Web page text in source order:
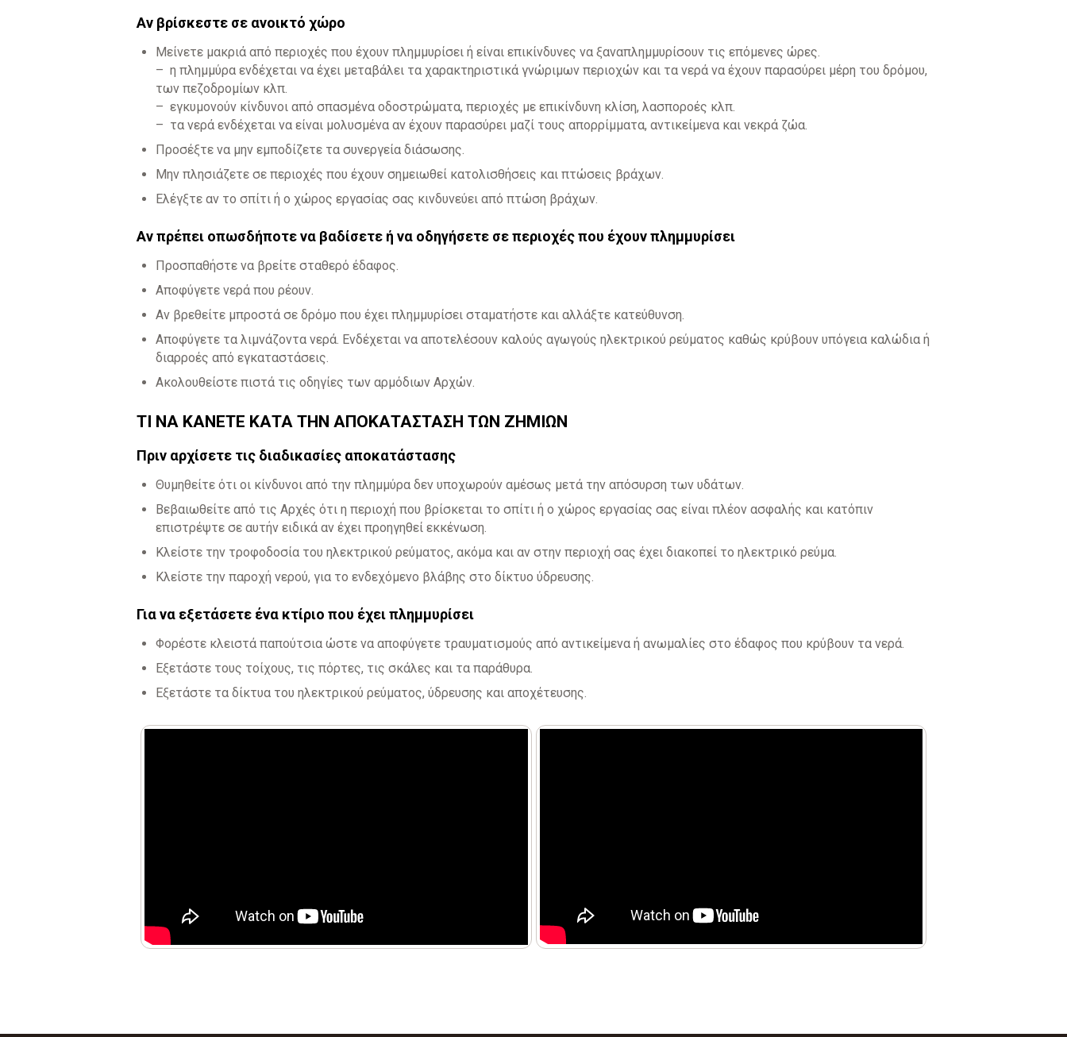
Αν βρίσκεστε σε ανοικτό χώρο
Μείνετε μακριά από περιοχές που έχουν πλημμυρίσει ή είναι επικίνδυνες να ξαναπλημμυρίσουν τις επόμενες ώρες.
– η πλημμύρα ενδέχεται να έχει μεταβάλει τα χαρακτηριστικά γνώριμων περιοχών και τα νερά να έχουν παρασύρει μέρη του δρόμου,
των πεζοδρομίων κλπ.
– εγκυμονούν κίνδυνοι από σπασμένα οδοστρώματα, περιοχές με επικίνδυνη κλίση, λασποροές κλπ.
– τα νερά ενδέχεται να είναι μολυσμένα αν έχουν παρασύρει μαζί τους απορρίμματα, αντικείμενα και νεκρά ζώα.
Προσέξτε να μην εμποδίζετε τα συνεργεία διάσωσης.
Μην πλησιάζετε σε περιοχές που έχουν σημειωθεί κατολισθήσεις και πτώσεις βράχων.
Ελέγξτε αν το σπίτι ή ο χώρος εργασίας σας κινδυνεύει από πτώση βράχων.
Αν πρέπει οπωσδήποτε να βαδίσετε ή να οδηγήσετε σε περιοχές που έχουν πλημμυρίσει
Προσπαθήστε να βρείτε σταθερό έδαφος.
Αποφύγετε νερά που ρέουν.
Αν βρεθείτε μπροστά σε δρόμο που έχει πλημμυρίσει σταματήστε και αλλάξτε κατεύθυνση.
Αποφύγετε τα λιμνάζοντα νερά. Ενδέχεται να αποτελέσουν καλούς αγωγούς ηλεκτρικού ρεύματος καθώς κρύβουν υπόγεια καλώδια ή
διαρροές από εγκαταστάσεις.
Ακολουθείστε πιστά τις οδηγίες των αρμόδιων Αρχών.
ΤΙ ΝΑ ΚΑΝΕΤΕ ΚΑΤΑ ΤΗΝ ΑΠΟΚΑΤΑΣΤΑΣΗ ΤΩΝ ΖΗΜΙΩΝ
Πριν αρχίσετε τις διαδικασίες αποκατάστασης
Θυμηθείτε ότι οι κίνδυνοι από την πλημμύρα δεν υποχωρούν αμέσως μετά την απόσυρση των υδάτων.
Βεβαιωθείτε από τις Αρχές ότι η περιοχή που βρίσκεται το σπίτι ή ο χώρος εργασίας σας είναι πλέον ασφαλής και κατόπιν
επιστρέψτε σε αυτήν ειδικά αν έχει προηγηθεί εκκένωση.
Κλείστε την τροφοδοσία του ηλεκτρικού ρεύματος, ακόμα και αν στην περιοχή σας έχει διακοπεί το ηλεκτρικό ρεύμα.
Κλείστε την παροχή νερού, για το ενδεχόμενο βλάβης στο δίκτυο ύδρευσης.
Για να εξετάσετε ένα κτίριο που έχει πλημμυρίσει
Φορέστε κλειστά παπούτσια ώστε να αποφύγετε τραυματισμούς από αντικείμενα ή ανωμαλίες στο έδαφος που κρύβουν τα νερά.
Εξετάστε τους τοίχους, τις πόρτες, τις σκάλες και τα παράθυρα.
Εξετάστε τα δίκτυα του ηλεκτρικού ρεύματος, ύδρευσης και αποχέτευσης.